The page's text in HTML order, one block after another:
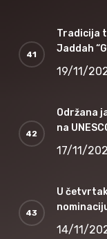
Tradicija
Jaddah
19/11/
Održana
na
17/11/
U
14/11/